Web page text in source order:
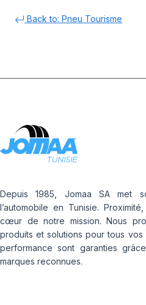
Back to: Pneu Tourisme
Depuis 1985, Jomaa SA met
l’automobile en Tunisie.
cœur de notre mission. Nous
produits et solutions pour tous
performance sont garanties
marques reconnues.